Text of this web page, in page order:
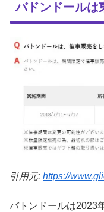
バドンドールは
引用元: https://
バトンドールは2023